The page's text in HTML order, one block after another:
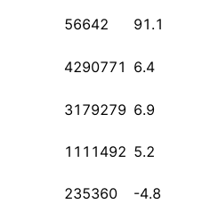
56642
91.1
4290771 6.4
3179279 6.9
1111492 5.2
235360
-4.8